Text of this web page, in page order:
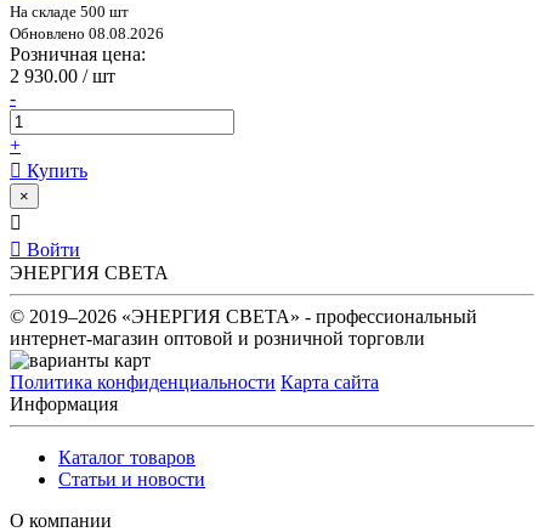
На складе 500 шт
Обновлено 08.08.2026
Розничная цена:
2 930.00 / шт
-
+
Купить
×
Войти
ЭНЕРГИЯ СВЕТА
© 2019–2026 «ЭНЕРГИЯ СВЕТА» - профессиональный
интернет-магазин оптовой и розничной торговли
Политика конфиденциальности Карта сайта
Информация
Каталог товаров
Статьи и новости
О компании